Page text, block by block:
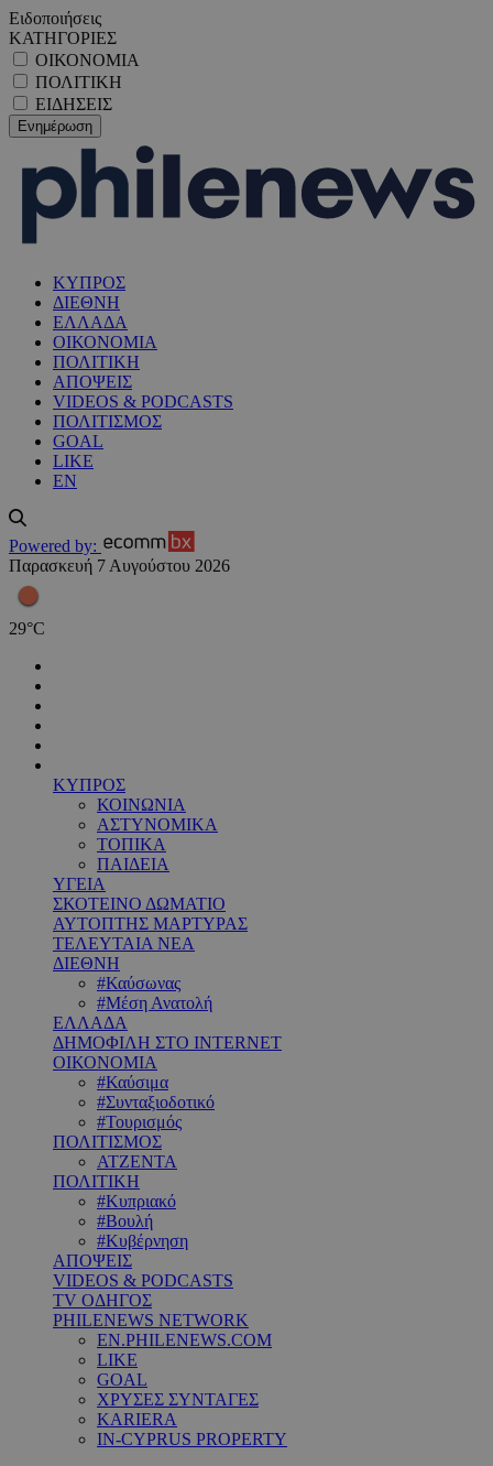
Ειδοποιήσεις
ΚΑΤΗΓΟΡΙΕΣ
ΟΙΚΟΝΟΜΙΑ
ΠΟΛΙΤΙΚΗ
ΕΙΔΗΣΕΙΣ
ΚΥΠΡΟΣ
ΔΙΕΘΝΗ
ΕΛΛΑΔΑ
ΟΙΚΟΝΟΜΙΑ
ΠΟΛΙΤΙΚΗ
ΑΠΟΨΕΙΣ
VIDEOS & PODCASTS
ΠΟΛΙΤΙΣΜΟΣ
GOAL
LIKE
EN
Powered by:
Παρασκευή 7 Αυγούστου 2026
29°C
ΚΥΠΡΟΣ
ΚΟΙΝΩΝΙΑ
ΑΣΤΥΝΟΜΙΚΑ
ΤΟΠΙΚΑ
ΠΑΙΔΕΙΑ
ΥΓΕΙΑ
ΣΚΟΤΕΙΝΟ ΔΩΜΑΤΙΟ
ΑΥΤΟΠΤΗΣ ΜΑΡΤΥΡΑΣ
ΤΕΛΕΥΤΑΙΑ ΝΕΑ
ΔΙΕΘΝΗ
#Καύσωνας
#Μέση Ανατολή
ΕΛΛΑΔΑ
ΔΗΜΟΦΙΛΗ ΣΤΟ INTERNET
ΟΙΚΟΝΟΜΙΑ
#Καύσιμα
#Συνταξιοδοτικό
#Τουρισμός
ΠΟΛΙΤΙΣΜΟΣ
ΑΤΖΕΝΤΑ
ΠΟΛΙΤΙΚΗ
#Κυπριακό
#Βουλή
#Κυβέρνηση
ΑΠΟΨΕΙΣ
VIDEOS & PODCASTS
TV ΟΔΗΓΟΣ
PHILENEWS NETWORK
EN.PHILENEWS.COM
LIKE
GOAL
ΧΡΥΣΕΣ ΣΥΝΤΑΓΕΣ
KARIERA
IN-CYPRUS PROPERTY